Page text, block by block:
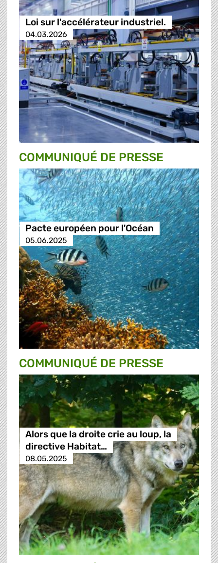
Loi sur l'accélérateur industriel.
04.03.2026
COMMUNIQUÉ DE PRESSE
Pacte européen pour l'Océan
05.06.2025
COMMUNIQUÉ DE PRESSE
Alors que la droite crie au loup, la
directive Habitat…
08.05.2025